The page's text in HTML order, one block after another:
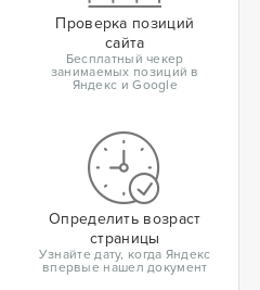
Проверка позиций
сайта
Бесплатный чекер
занимаемых позиций в
Яндекс и Google
Определить возраст
страницы
Узнайте дату, когда Яндекс
впервые нашел документ